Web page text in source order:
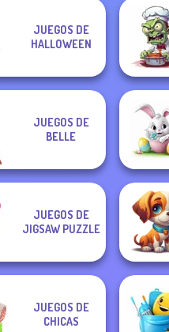
JUEGOS DE
HALLOWEEN
JUEGOS DE
BELLE
JUEGOS DE
JIGSAW PUZZLE
JUEGOS DE
CHICAS